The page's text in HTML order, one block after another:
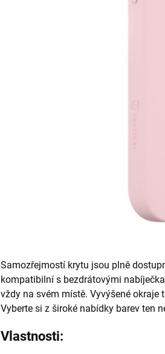
Samozřejmostí krytu jsou plně
kompatibilní s bezdrátovými
vždy na svém místě. Vyvýšené
Vyberte si z široké nabídky barev ten
Vlastnosti: